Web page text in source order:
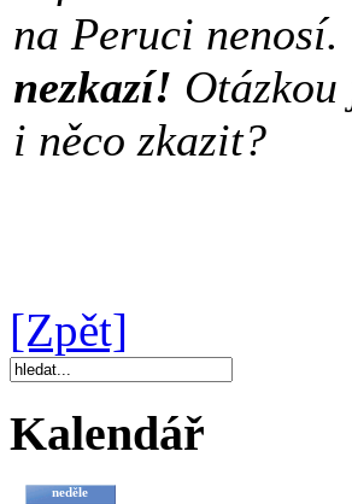
na Peruci
nezkazí!
i něco zkazit?
[Zpět]
Kalendář
neděle